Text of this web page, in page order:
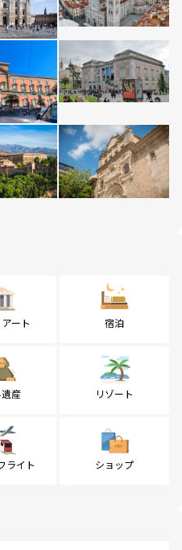
ート 宿泊
産 リゾート
ライト ショップ